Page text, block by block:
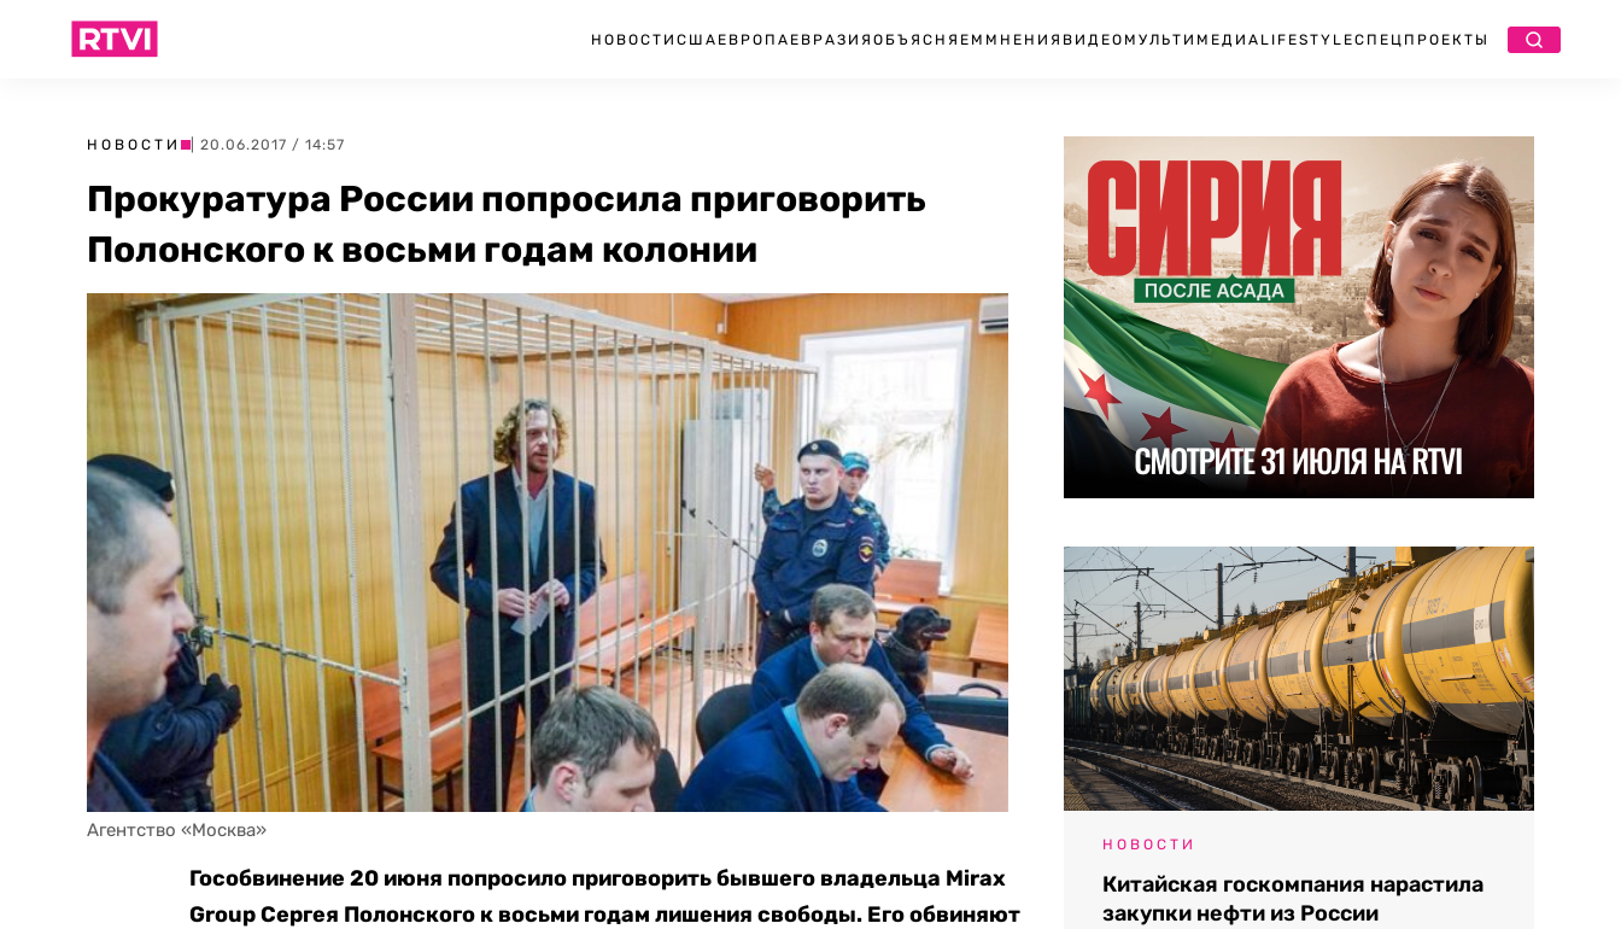
НОВОСТИ США ЕВРОПА ЕВРАЗИЯ ОБЪЯСНЯЕМ МНЕНИЯ ВИДЕО МУЛЬТИМЕДИА LIFESTYLEСПЕЦПРОЕКТЫ
НОВОСТИ | 20.06.2017 / 14:57
Прокуратура России попросила приговорить
Полонского к восьми годам колонии
Агентство «Москва»
Гособвинение 20 июня попросило приговорить бывшего владельца Mirax
Group Сергея Полонского к восьми годам лишения свободы. Его обвиняют
НОВОСТИ
Китайская госкомпания нарастила
закупки нефти из России